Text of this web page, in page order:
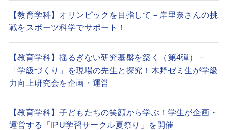
【教育学科】オリンピックを目指して－岸里奈さんの挑
戦をスポーツ科学でサポート！
【教育学科】揺るぎない研究基盤を築く（第4弾）－
「学級づくり」を現場の先生と探究！木野ゼミ生が学級
力向上研究会を企画・運営
【教育学科】子どもたちの笑顔から学ぶ！学生が企画・
運営する「IPU学習サークル夏祭り」を開催